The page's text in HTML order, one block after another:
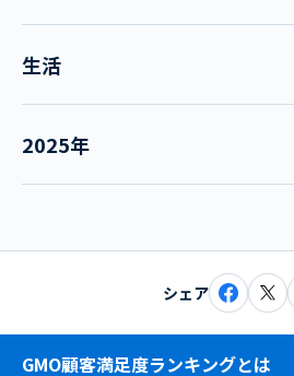
生活
2025年
シェア
GMO顧客満足度ランキングとは